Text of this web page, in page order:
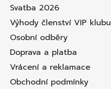
Svatba 2026
Výhody členství VIP klubu
Osobní odběry
Doprava a platba
Vrácení a reklamace
Obchodní podmínky